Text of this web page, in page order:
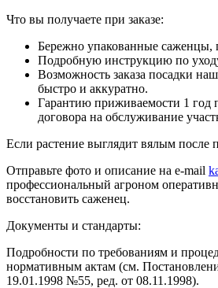
Что вы получаете при заказе:
Бережно упакованные саженцы,
Подробную инструкцию по
Возможность заказа посадки
быстро и аккуратно.
Гарантию приживаемости 1 год
договора на обслуживание
Если растение выглядит вялым после
Отправьте фото и описание на e-mail
профессиональный агроном
восстановить саженец.
Документы и стандарты:
Подробности по требованиям и
нормативным актам (см.
19.01.1998 №55, ред. от 08.11.1998).